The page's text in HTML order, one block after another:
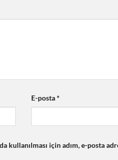
E-posta*
kullanılması için adım, e-posta